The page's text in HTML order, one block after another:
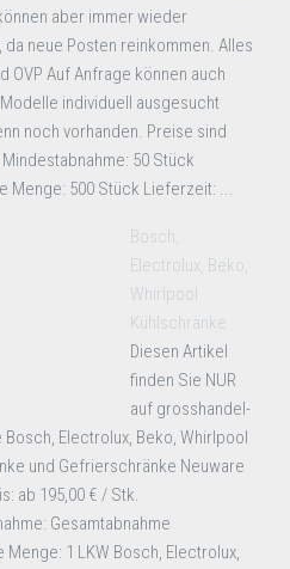
aber immer wieder
da neue Posten reinkommen. Alles
OVP Auf Anfrage können auch
individuell ausgesucht
noch vorhanden. Preise sind
50 Stück
Menge: 500 Stück Lieferzeit: ...
Bosch,
Electrolux, Beko,
Whirlpool
Kühlschränke
Diesen Artikel
finden Sie NUR
auf grosshandel-
Electrolux, Beko, Whirlpool
und Gefrierschränke Neuware
ab 195,00 € / Stk.
Gesamtabnahme
Menge: 1 LKW Bosch, Electrolux,